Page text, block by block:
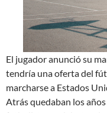
El jugador anunció su
tendría una oferta del
marcharse a Estados
Atrás quedaban los